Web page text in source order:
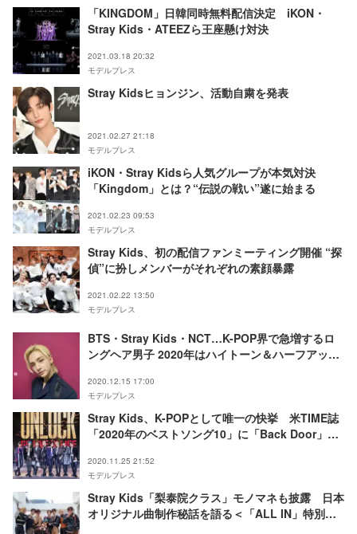
「KINGDOM」日韓同時無料配信決定 iKON・
Stray Kids・ATEEZら王座懸け対決
2021.03.18 20:32
モデルプレス
Stray Kidsヒョンジン、活動自粛を発表
2021.02.27 21:18
モデルプレス
iKON・Stray Kidsら人気グループが本気対決
「Kingdom」とは？“伝説の戦い”遂に始まる
2021.02.23 09:53
モデルプレス
Stray Kids、初の配信ファンミーティング開催 “探
偵”に扮しメンバーがそれぞれの素顔暴露
2021.02.22 13:50
モデルプレス
BTS・Stray Kids・NCT…K-POP界で急増するロ
ングヘア男子 2020年はハイトーン＆ハーフアップ
2020.12.15 17:00
モデルプレス
Stray Kids、K-POPとして唯一の快挙 米TIME誌
「2020年のベストソング10」に「Back Door」が
2020.11.25 21:52
モデルプレス
Stray Kids「梨泰院クラス」モノマネも披露 日本
オリジナル曲制作秘話を語る＜「ALL IN」特別イ